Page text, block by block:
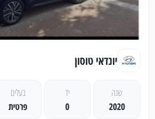
יונדאי טוסון
שנה
2020
יד
0
בעלים
פרטית